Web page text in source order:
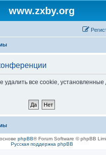
www.zxby.org
удалить все cookie, установленные
phpBB® Forum Software © phpBB
Русская поддержка phpBB